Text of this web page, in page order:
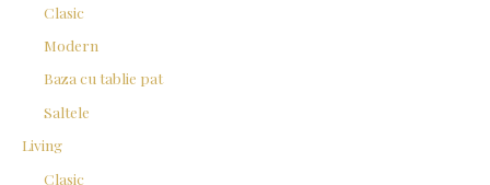
Clasic
Modern
Baza cu tablie pat
Saltele
Living
Clasic